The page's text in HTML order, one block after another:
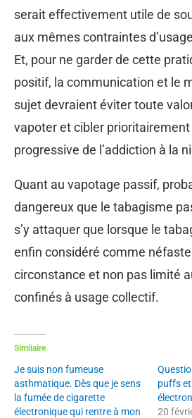
serait effectivement utile de
aux mêmes contraintes
Et, pour ne garder de cette
positif, la communication et le
sujet devraient éviter toute
vapoter et cibler
progressive de l’addiction à la
Quant au vapotage passif,
dangereux que le tabagisme
s’y attaquer que lorsque le
enfin considéré comme
circonstance et non pas limité
confinés à usage collectif.
Similaire
Je suis non fumeuse
asthmatique. Dès que je sens
la fumée de cigarette
électronique qui rentre à mon
puffs
20